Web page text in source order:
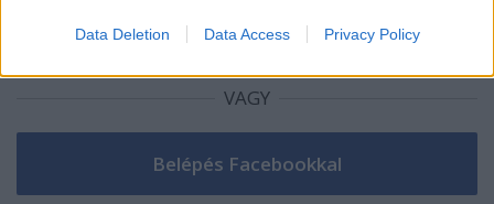
Data Deletion Data Access Privacy Policy
VAGY